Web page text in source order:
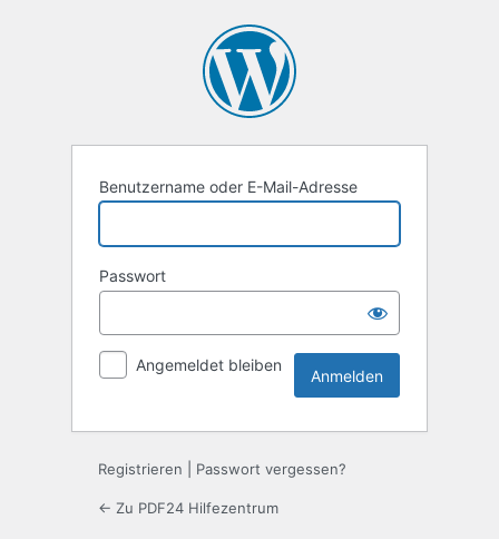
Benutzername oder E-Mail-Adresse
Passwort
Angemeldet bleiben
Registrieren Passwort vergessen?
← Zu PDF24 Hilfezentrum